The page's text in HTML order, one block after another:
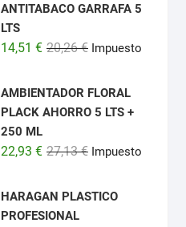
ANTITABACO GARRAFA 5
LTS
20,26€ El
original
era:
14,51 €
El
actual
es:
Impuesto
AMBIENTADOR FLORAL
PLACK AHORRO 5 LTS +
250 ML
27,13€ El
original
22,93 €
El
actual
Impuesto
HARAGAN PLASTICO
PROFESIONAL